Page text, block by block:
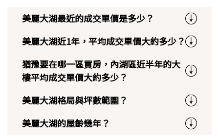
美麗大湖最近的成交單價是多少？
美麗大湖近1年，平均成交單價大約多少？
猶豫要在哪一區買房，內湖區近半年的大
樓平均成交單價大約多少？
美麗大湖格局與坪數範圍？
美麗大湖的屋齡幾年？